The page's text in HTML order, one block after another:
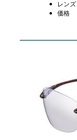
レ
価